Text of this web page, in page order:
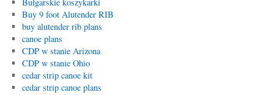
Buy 9 foot Alutender RIB
buy alutender rib plans
canoe plans
CDP w stanie Arizona
CDP w stanie Ohio
cedar strip canoe kit
cedar strip canoe plans